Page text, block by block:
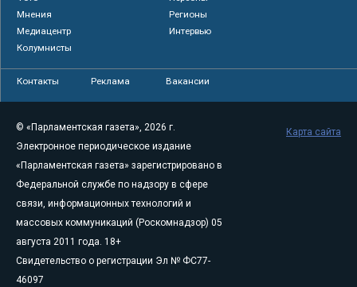
Мнения
Регионы
Медиацентр
Интервью
Колумнисты
Контакты Реклама Вакансии
© «Парламентская газета», 2026 г.
Электронное периодическое издание
«Парламентская газета» зарегистрировано в
Федеральной службе по надзору в сфере
связи, информационных технологий и
массовых коммуникаций (Роскомнадзор) 05
августа 2011 года. 18+
Свидетельство о регистрации Эл № ФС77-
46097
Карта сайта